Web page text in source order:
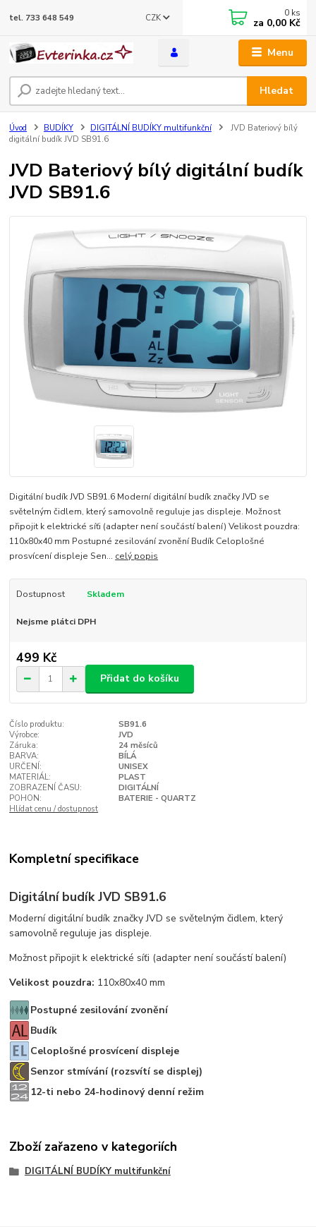
Menu
CZK
Hledat
tel. 733 648 549 0 ks
za 0,00 Kč
Úvod BUDÍKY DIGITÁLNÍ BUDÍKY multifunkční
JVD Bateriový bílý
digitální budík JVD SB91.6
JVD Bateriový bílý digitální budík
JVD SB91.6
Digitální budík JVD SB91.6 Moderní digitální budík značky JVD se
světelným čidlem, který samovolně reguluje jas displeje. Možnost
připojit k elektrické síťi (adapter není součástí balení) Velikost pouzdra:
110x80x40 mm Postupné zesilování zvonění Budík Celoplošné
prosvícení displeje Sen... celý popis
Dostupnost Skladem
Nejsme plátci DPH
499 Kč
Přidat do košíku
Číslo produktu:
SB91.6
Výrobce:
JVD
Záruka:
24 měsíců
BARVA:
BÍLÁ
URČENÍ:
UNISEX
MATERIÁL:
PLAST
ZOBRAZENÍ ČASU:
DIGITÁLNÍ
POHON:
BATERIE - QUARTZ
Hlídat cenu / dostupnost
Kompletní specifikace
Digitální budík JVD SB91.6
Moderní digitální budík značky JVD se světelným čidlem, který
samovolně reguluje jas displeje.
Možnost připojit k elektrické síťi (adapter není součástí balení)
Velikost pouzdra: 110x80x40 mm
Postupné zesilování zvonění
Budík
Celoplošné prosvícení displeje
Senzor stmívání (rozsvítí se displej)
12-ti nebo 24-hodinový denní režim
Zboží zařazeno v kategoriích
DIGITÁLNÍ BUDÍKY multifunkční